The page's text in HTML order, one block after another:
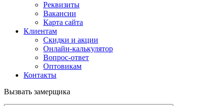
Реквизиты
Вакансии
Карта сайта
Клиентам
Скидки и акции
Онлайн-калькулятор
Вопрос-ответ
Оптовикам
Контакты
Вызвать замерщика